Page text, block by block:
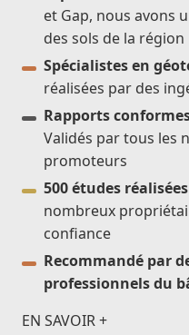
et Gap, nous avons
des sols de la région
Spécialistes en
réalisées par des
Rapports
Validés par tous les
promoteurs
500 études
nombreux
confiance
Recommandé par
professionnels du
EN SAVOIR +